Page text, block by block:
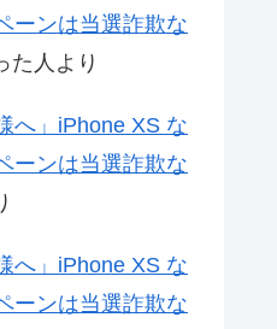
ーンは当選詐欺な
た人 より
へ」iPhone XS な
ーンは当選詐欺な
へ」iPhone XS な
ーンは当選詐欺な